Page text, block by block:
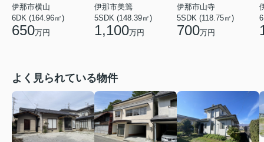
伊那市横山
6DK (164.96㎡)
650万円
伊那市美篶
5SDK (148.39㎡)
1,100万円
伊那市山寺
5SDK (118.75㎡)
700万円
よく見られている物件